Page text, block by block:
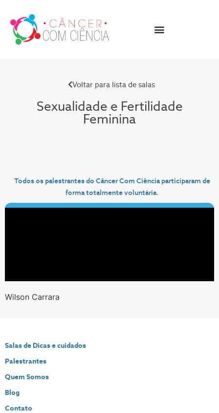
Voltar para lista de salas
Sexualidade e Fertilidade
Feminina
Todos os palestrantes do Câncer Com Ciência participaram de
forma totalmente voluntária.
Wilson Carrara
Salas de Dicas e cuidados
Palestrantes
Quem Somos
Blog
Contato